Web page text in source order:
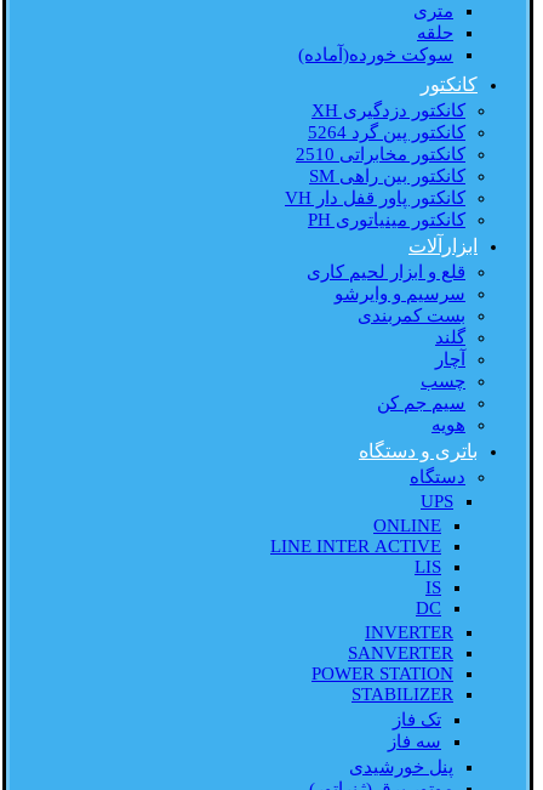
متری
حلقه
سوکت خورده(آماده)
کانکتور
کانکتور دزدگیری XH
کانکتور پین گرد 5264
کانکتور مخابراتی 2510
کانکتور بین راهی SM
کانکتور پاور قفل دار VH
کانکتور مینیاتوری PH
ابزارآلات
قلع و ابزار لحیم کاری
سرسیم و وایرشو
بست کمربندی
گلند
آچار
چسب
سیم جم کن
هویه
باتری و دستگاه
دستگاه
UPS
ONLINE
LINE INTER ACTIVE
LIS
IS
DC
INVERTER
SANVERTER
POWER STATION
STABILIZER
تک فاز
سه فاز
پنل خورشیدی